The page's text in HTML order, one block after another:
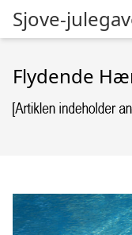
Sjove-
Flydende